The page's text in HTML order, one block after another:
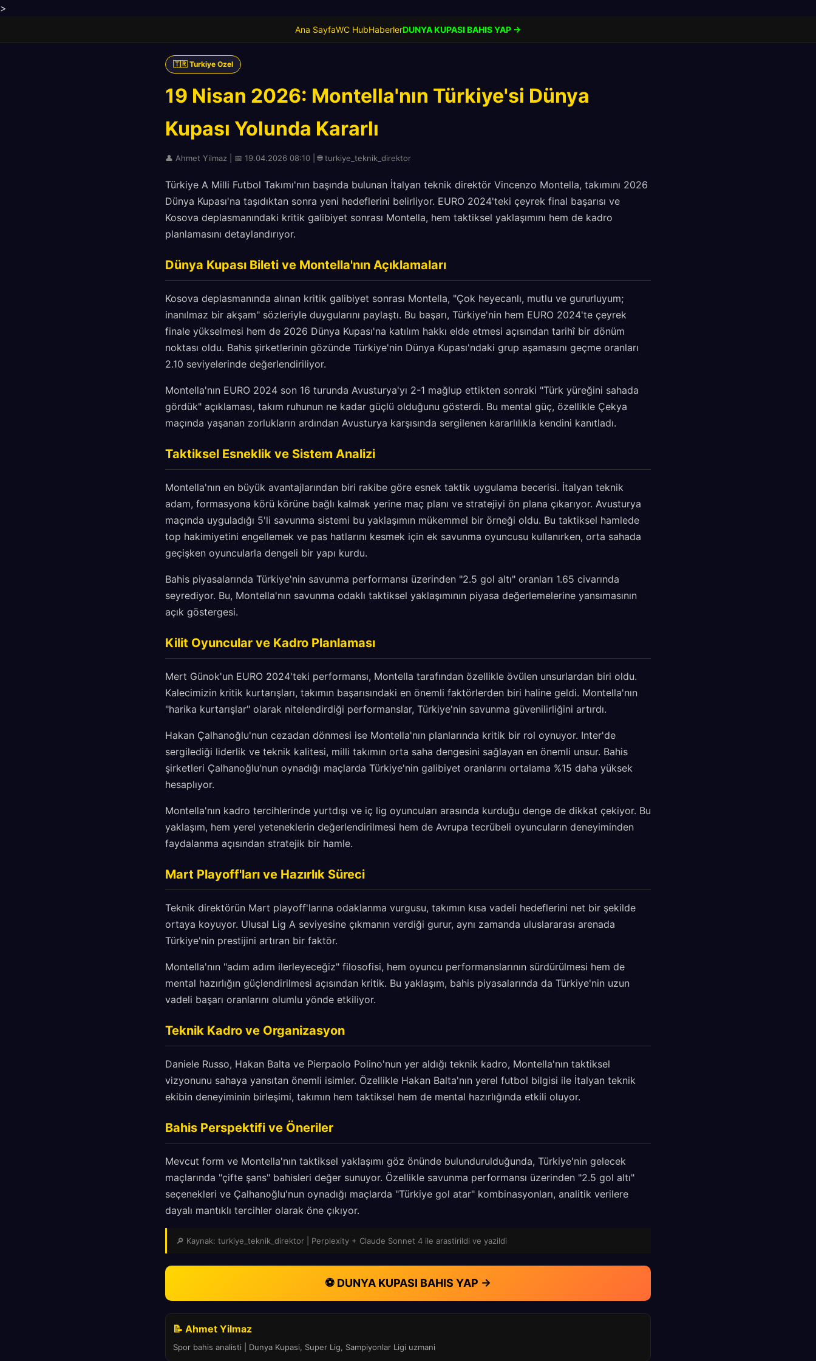
>
Ana SayfaWC HubHaberlerDUNYA KUPASI BAHIS YAP →
🇹🇷 Turkiye Ozel
19 Nisan 2026: Montella'nın Türkiye'si Dünya
Kupası Yolunda Kararlı
👤 Ahmet Yilmaz | 📅 19.04.2026 08:10 | 🌐 turkiye_teknik_direktor
Türkiye A Milli Futbol Takımı'nın başında bulunan İtalyan teknik direktör Vincenzo Montella, takımını 2026
Dünya Kupası'na taşıdıktan sonra yeni hedeflerini belirliyor. EURO 2024'teki çeyrek final başarısı ve
Kosova deplasmanındaki kritik galibiyet sonrası Montella, hem taktiksel yaklaşımını hem de kadro
planlamasını detaylandırıyor.
Dünya Kupası Bileti ve Montella'nın Açıklamaları
Kosova deplasmanında alınan kritik galibiyet sonrası Montella, "Çok heyecanlı, mutlu ve gururluyum;
inanılmaz bir akşam" sözleriyle duygularını paylaştı. Bu başarı, Türkiye'nin hem EURO 2024'te çeyrek
finale yükselmesi hem de 2026 Dünya Kupası'na katılım hakkı elde etmesi açısından tarihî bir dönüm
noktası oldu. Bahis şirketlerinin gözünde Türkiye'nin Dünya Kupası'ndaki grup aşamasını geçme oranları
2.10 seviyelerinde değerlendiriliyor.
Montella'nın EURO 2024 son 16 turunda Avusturya'yı 2-1 mağlup ettikten sonraki "Türk yüreğini sahada
gördük" açıklaması, takım ruhunun ne kadar güçlü olduğunu gösterdi. Bu mental güç, özellikle Çekya
maçında yaşanan zorlukların ardından Avusturya karşısında sergilenen kararlılıkla kendini kanıtladı.
Taktiksel Esneklik ve Sistem Analizi
Montella'nın en büyük avantajlarından biri rakibe göre esnek taktik uygulama becerisi. İtalyan teknik
adam, formasyona körü körüne bağlı kalmak yerine maç planı ve stratejiyi ön plana çıkarıyor. Avusturya
maçında uyguladığı 5'li savunma sistemi bu yaklaşımın mükemmel bir örneği oldu. Bu taktiksel hamlede
top hakimiyetini engellemek ve pas hatlarını kesmek için ek savunma oyuncusu kullanırken, orta sahada
geçişken oyuncularla dengeli bir yapı kurdu.
Bahis piyasalarında Türkiye'nin savunma performansı üzerinden "2.5 gol altı" oranları 1.65 civarında
seyrediyor. Bu, Montella'nın savunma odaklı taktiksel yaklaşımının piyasa değerlemelerine yansımasının
açık göstergesi.
Kilit Oyuncular ve Kadro Planlaması
Mert Günok'un EURO 2024'teki performansı, Montella tarafından özellikle övülen unsurlardan biri oldu.
Kalecimizin kritik kurtarışları, takımın başarısındaki en önemli faktörlerden biri haline geldi. Montella'nın
"harika kurtarışlar" olarak nitelendirdiği performanslar, Türkiye'nin savunma güvenilirliğini artırdı.
Hakan Çalhanoğlu'nun cezadan dönmesi ise Montella'nın planlarında kritik bir rol oynuyor. Inter'de
sergilediği liderlik ve teknik kalitesi, milli takımın orta saha dengesini sağlayan en önemli unsur. Bahis
şirketleri Çalhanoğlu'nun oynadığı maçlarda Türkiye'nin galibiyet oranlarını ortalama %15 daha yüksek
hesaplıyor.
Montella'nın kadro tercihlerinde yurtdışı ve iç lig oyuncuları arasında kurduğu denge de dikkat çekiyor. Bu
yaklaşım, hem yerel yeteneklerin değerlendirilmesi hem de Avrupa tecrübeli oyuncuların deneyiminden
faydalanma açısından stratejik bir hamle.
Mart Playoff'ları ve Hazırlık Süreci
Teknik direktörün Mart playoff'larına odaklanma vurgusu, takımın kısa vadeli hedeflerini net bir şekilde
ortaya koyuyor. Ulusal Lig A seviyesine çıkmanın verdiği gurur, aynı zamanda uluslararası arenada
Türkiye'nin prestijini artıran bir faktör.
Montella'nın "adım adım ilerleyeceğiz" filosofisi, hem oyuncu performanslarının sürdürülmesi hem de
mental hazırlığın güçlendirilmesi açısından kritik. Bu yaklaşım, bahis piyasalarında da Türkiye'nin uzun
vadeli başarı oranlarını olumlu yönde etkiliyor.
Teknik Kadro ve Organizasyon
Daniele Russo, Hakan Balta ve Pierpaolo Polino'nun yer aldığı teknik kadro, Montella'nın taktiksel
vizyonunu sahaya yansıtan önemli isimler. Özellikle Hakan Balta'nın yerel futbol bilgisi ile İtalyan teknik
ekibin deneyiminin birleşimi, takımın hem taktiksel hem de mental hazırlığında etkili oluyor.
Bahis Perspektifi ve Öneriler
Mevcut form ve Montella'nın taktiksel yaklaşımı göz önünde bulundurulduğunda, Türkiye'nin gelecek
maçlarında "çifte şans" bahisleri değer sunuyor. Özellikle savunma performansı üzerinden "2.5 gol altı"
seçenekleri ve Çalhanoğlu'nun oynadığı maçlarda "Türkiye gol atar" kombinasyonları, analitik verilere
dayalı mantıklı tercihler olarak öne çıkıyor.
🔎 Kaynak: turkiye_teknik_direktor | Perplexity + Claude Sonnet 4 ile arastirildi ve yazildi
⚽ DUNYA KUPASI BAHIS YAP →
📝 Ahmet Yilmaz
Spor bahis analisti | Dunya Kupasi, Super Lig, Sampiyonlar Ligi uzmani